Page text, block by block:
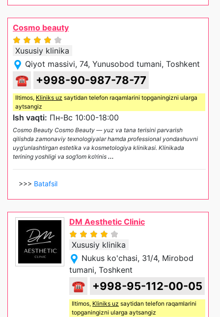
Cosmo beauty
Xususiy klinika
Qiyot massivi, 74, Yunusobod tumani, Toshkent
☎ +998-90-987-78-77
Iltimos, Kliniks uz saytidan telefon raqamlarini topganingizni ularga
aytsangiz
Ish vaqti: Пн-Вс 10:00-18:00
Cosmo Beauty Cosmo Beauty — yuz va tana terisini parvarish
qilishda zamonaviy texnologiyalar hamda professional yondashuvni
uyg‘unlashtirgan estetika va kosmetologiya klinikasi. Klinikada
terining yoshligi va sog‘lom ko‘rinis ...
>>> Batafsil
DM Aesthetic Clinic
Xususiy klinika
Nukus ko'chasi, 31/4, Mirobod
tumani, Toshkent
☎ +998-95-112-00-05
Iltimos, Kliniks uz saytidan telefon raqamlarini
topganingizni ularga aytsangiz